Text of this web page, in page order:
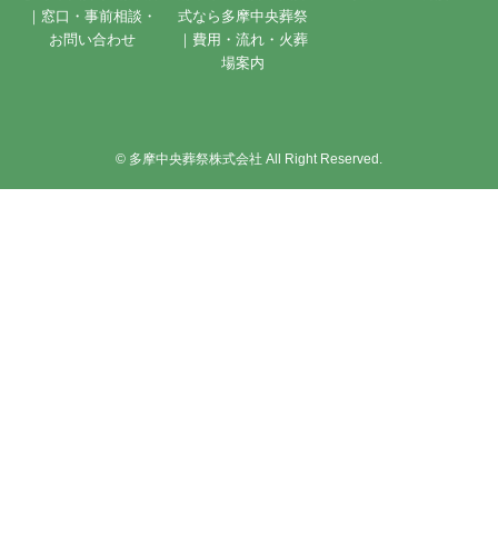
｜窓口・事前相談・
お問い合わせ
式なら多摩中央葬祭
｜費用・流れ・火葬
場案内
© 多摩中央葬祭株式会社 All Right Reserved.